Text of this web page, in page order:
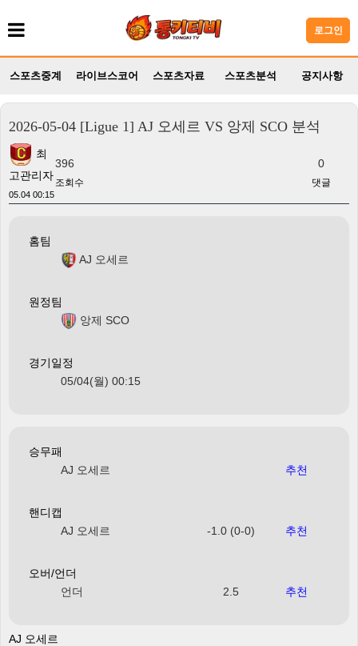
로그인
스포츠중계 라이브스코어 스포츠자료 스포츠분석 공지사항
2026-05-04 [Ligue 1] AJ 오세르 VS 앙제 SCO 분석
최
고관리자
05.04 00:15
396
조회수
0
댓글
홈팀
AJ 오세르
원정팀
앙제 SCO
경기일정
05/04(월) 00:15
승무패
AJ 오세르
추천
핸디캡
AJ 오세르
-1.0 (0-0) 추천
오버/언더
언더
2.5 추천
AJ 오세르